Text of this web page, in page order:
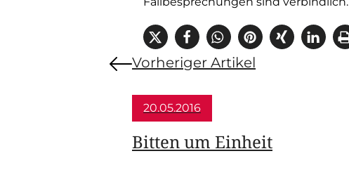
Vorheriger Artikel
20.05.2016
Bitten um Einheit